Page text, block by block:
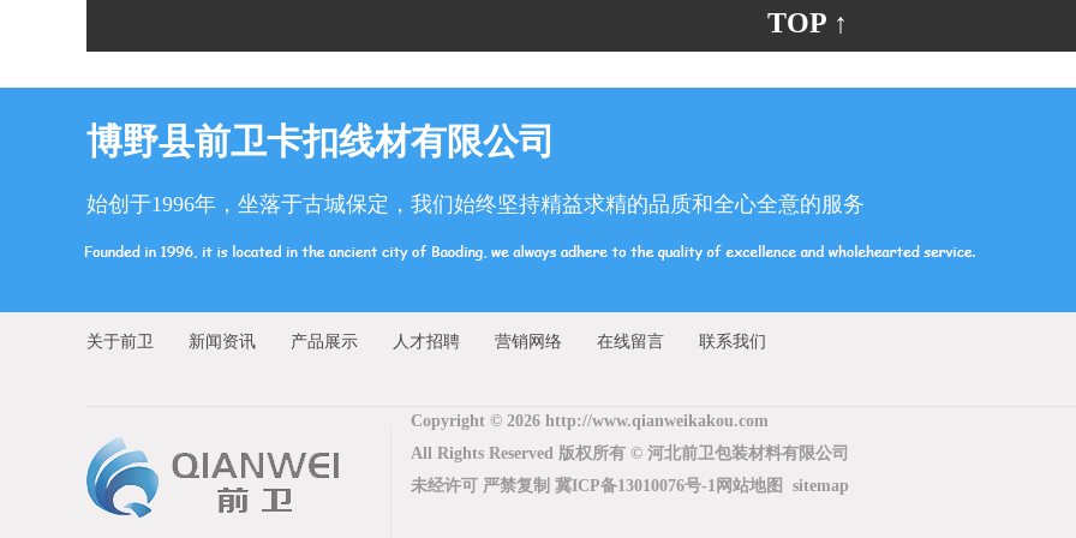
TOP ↑
博野县前卫卡扣线材有限公司
始创于1996年，坐落于古城保定，我们始终坚持精益求精的品质和全心全意的服务
关于前卫 新闻资讯 产品展示 人才招聘 营销网络 在线留言 联系我们
Copyright © 2026 http://www.qianweikakou.com
All Rights Reserved 版权所有 © 河北前卫包装材料有限公司
未经许可 严禁复制 冀ICP备13010076号-1 网站地图 sitemap